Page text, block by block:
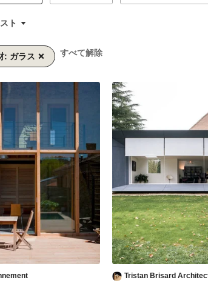
ト
: ガラス すべて解除
Tristan Brisard